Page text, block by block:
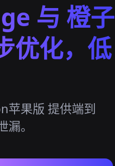
与 橙子
优化，低
苹果版 提供端到
。